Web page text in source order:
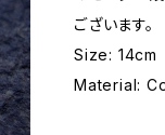
ございます。
Size: 14cm
Material: